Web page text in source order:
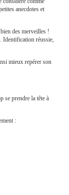
anecdotes et
des merveilles !
Identification réussie,
mieux repérer son
se prendre la tête à
: